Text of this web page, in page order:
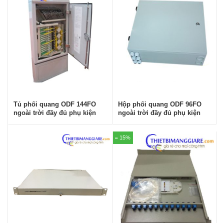
Tủ phối quang ODF 144FO
ngoài trời đầy đủ phụ kiện
Hộp phối quang ODF 96FO
ngoài trời đầy đủ phụ kiện
15%